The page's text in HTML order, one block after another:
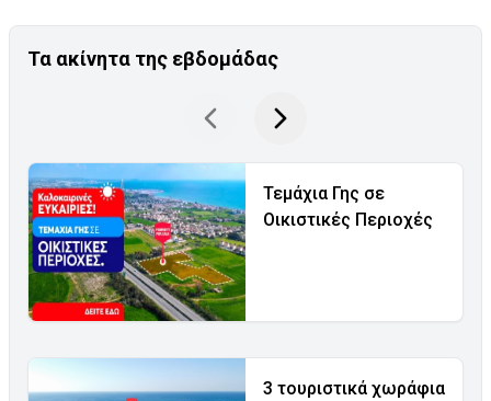
Τα ακίνητα της εβδομάδας
Τεμάχια Γης σε
Οικιστικές Περιοχές
3 τουριστικά χωράφια